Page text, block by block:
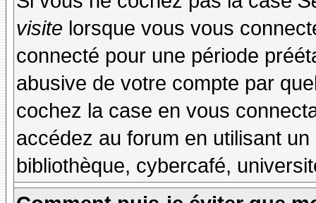
visite lorsque vous vous
connecté pour une période
abusive de votre compte par
cochez la case en vous
accédez au forum en utilisant
bibliothèque, cybercafé,